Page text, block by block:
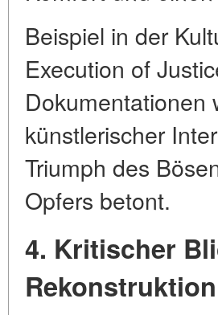
Beispiel in der
Execution of
Dokumentationen
künstlerischer
Triumph des
Opfers betont.
4. Kritischer